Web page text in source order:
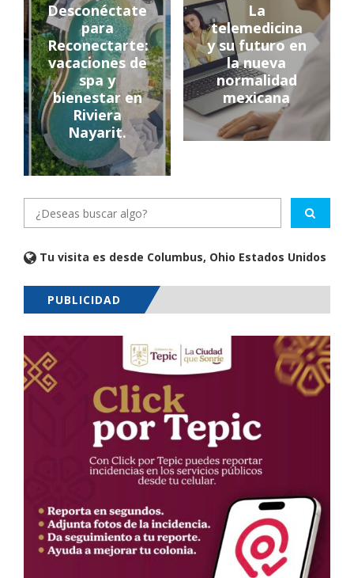
Desconéctate
para
Reconectarte:
vacaciones de
spa y
bienestar en
Riviera
Nayarit.
La
telemedicina
y su futuro en
la nueva
normalidad
mexicana
Tu visita es desde Columbus, Ohio Estados Unidos
PUBLICIDAD